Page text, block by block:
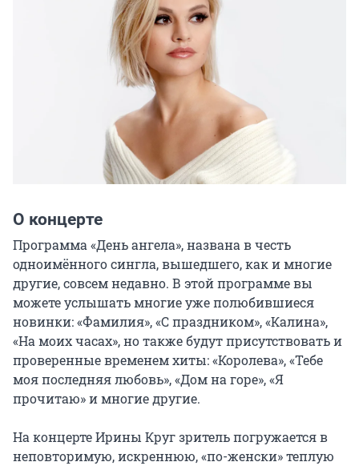
О концерте
Программа «День ангела», названа в честь
одноимённого сингла, вышедшего, как и многие
другие, совсем недавно. В этой программе вы
можете услышать многие уже полюбившиеся
новинки: «Фамилия», «С праздником», «Калина»,
«На моих часах», но также будут присутствовать и
проверенные временем хиты: «Королева», «Тебе
моя последняя любовь», «Дом на горе», «Я
прочитаю» и многие другие.
На концерте Ирины Круг зритель погружается в
неповторимую, искреннюю, «по-женски» теплую